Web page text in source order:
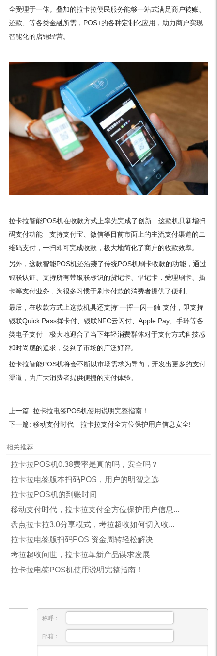
全受理于一体。叠加的拉卡拉便民服务能够一站式满足商户转账、
还款、等各类金融所需，POS+的各种定制化应用，助力商户实现
智能化的店铺经营。
拉卡拉智能POS机在收款方式上率先完成了创新，这款机具新增扫
码支付功能，支持支付宝、微信等目前市面上的主流支付渠道的二
维码支付，一扫即可完成收款，极大地简化了商户的收款效率。
另外，这款智能POS机还沿袭了传统POS机刷卡收款的功能，通过
银联认证、支持所有带银联标识的贷记卡、借记卡，受理刷卡、插
卡等支付业务，为很多习惯于刷卡付款的消费者提供了便利。
最后，在收款方式上这款机具还支持“一挥一闪一触”支付，即支持
银联Quick Pass挥卡付、银联NFC云闪付、Apple Pay、手环等各
类电子支付，极大地迎合了当下年轻消费群体对于支付方式科技感
和时尚感的追求，受到了市场的广泛好评。
拉卡拉智能POS机将会不断以市场需求为导向，开发出更多的支付
渠道，为广大消费者提供便捷的支付体验。
上一篇: 拉卡拉电签POS机使用说明完整指南！
下一篇: 移动支付时代，拉卡拉支付全方位保护用户信息安全!
相关推荐
拉卡拉POS机0.38费率是真的吗，安全吗？
拉卡拉电签版本扫码POS，用户的明智之选
拉卡拉POS机的到账时间
移动支付时代，拉卡拉支付全方位保护用户信息...
盘点拉卡拉3.0分享模式，考拉超收如何切入收...
拉卡拉电签版扫码POS 资金周转轻松解决
考拉超收问世，拉卡拉革新产品谋求发展
拉卡拉电签POS机使用说明完整指南！
称呼：
邮箱：